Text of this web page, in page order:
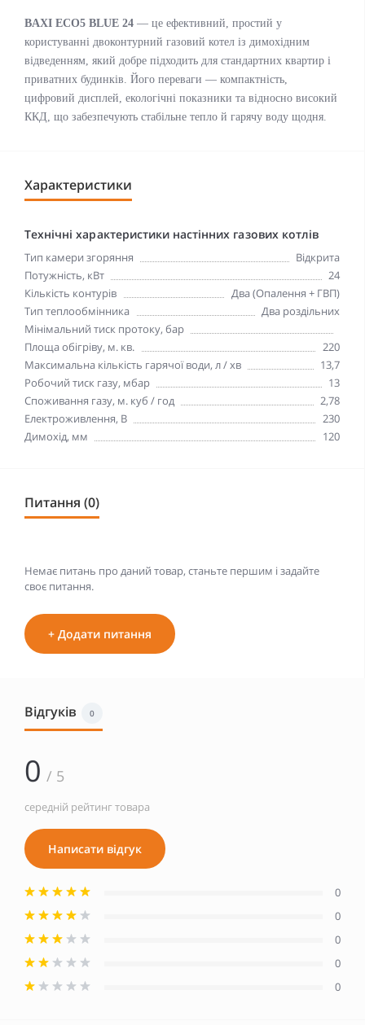
BAXI ECO5 BLUE 24 — це ефективний, простий у
користуванні двоконтурний газовий котел із димохідним
відведенням, який добре підходить для стандартних квартир і
приватних будинків. Його переваги — компактність,
цифровий дисплей, екологічні показники та відносно високий
ККД, що забезпечують стабільне тепло й гарячу воду щодня.
Характеристики
Технічні характеристики настінних газових котлів
Тип камери згоряння
Відкрита
Потужність, кВт
24
Кількість контурів
Два (Опалення + ГВП)
Тип теплообмінника
Два роздільних
Мінімальний тиск протоку, бар
Площа обігріву, м. кв.
220
Максимальна кількість гарячої води, л / хв
13,7
Робочий тиск газу, мбар
13
Споживання газу, м. куб / год
2,78
Електроживлення, В
230
Димохід, мм
120
Питання (0)
Немає питань про даний товар, станьте першим і задайте
своє питання.
+ Додати питання
Відгуків 0
0 / 5
середній рейтинг товара
Написати відгук
0
0
0
0
0